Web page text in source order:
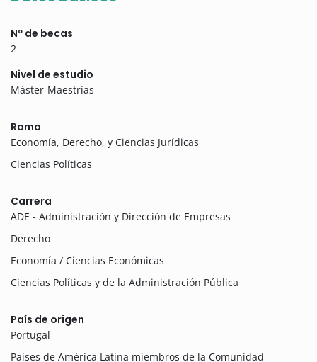
Nº de becas
2
Nivel de estudio
Máster-Maestrías
Rama
Economía, Derecho, y Ciencias Jurídicas
Ciencias Políticas
Carrera
ADE - Administración y Dirección de Empresas
Derecho
Economía / Ciencias Económicas
Ciencias Políticas y de la Administración Pública
País de origen
Portugal
Países de América Latina miembros de la Comunidad